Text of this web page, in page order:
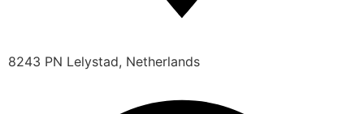
8243 PN Lelystad, Netherlands